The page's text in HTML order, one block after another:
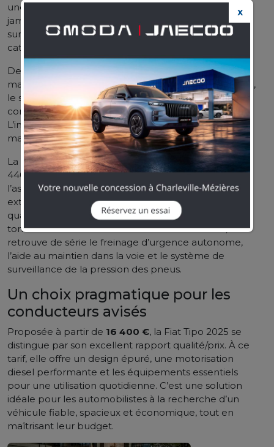
une attention particulière portée à l’espace aux
jambes.
Le coffre affiche une capacité de 520 litres,
surpassant de nombreux concurrents dans sa
catégorie.
De série, la Fiat Tipo propose la climatisation
manuelle, le régulateur de vitesse, les radars de recul,
le système Uconnect avec écran tactile 7 pouces,
compatible Apple CarPlay et Android Auto.
L’instrumentation reste partiellement analogique,
mais claire et fonctionnelle.
La banquette arrière rabattable 60/40, le coffre de
440 litres et les nombreux rangements renforcent
l’aspect pratique du modèle. L’intérieur, sans
extravagance, privilégie la facilité d’usage et une
qualité de finition correcte pour le segment, sans
tomber dans l’austérité. En matière de sécurité, on
retrouve de série le freinage d’urgence autonome,
l’aide au maintien dans la voie et le système de
surveillance de la pression des pneus.
Un choix pragmatique pour les
conducteurs avisés
Proposée à partir de 16 400 €, la Fiat Tipo 2025 se
distingue par son excellent rapport qualité/prix. À ce
tarif, elle offre un design épuré, une motorisation
diesel performante et les équipements essentiels
pour une utilisation quotidienne. C’est une solution
idéale pour les automobilistes à la recherche d’un
véhicule fiable, spacieux et économique, tout en
maîtrisant leur budget.
X